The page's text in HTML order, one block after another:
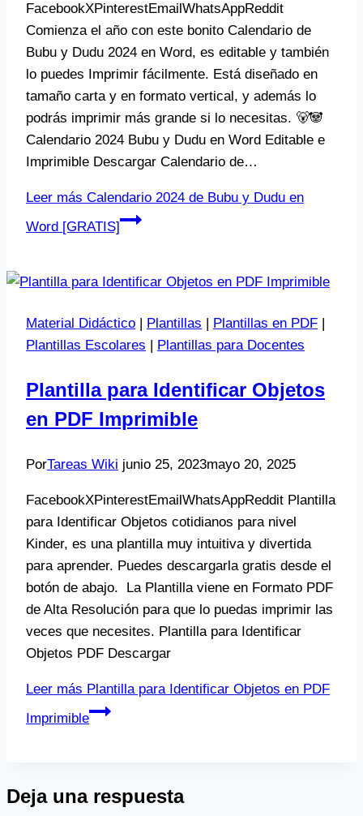
FacebookXPinterestEmailWhatsAppReddit
Comienza el año con este bonito Calendario de
Bubu y Dudu 2024 en Word, es editable y también
lo puedes Imprimir fácilmente. Está diseñado en
tamaño carta y en formato vertical, y además lo
podrás imprimir más grande si lo necesitas. 🐻🐼
Calendario 2024 Bubu y Dudu en Word Editable e
Imprimible Descargar Calendario de…
Leer más Calendario 2024 de Bubu y Dudu en
Word [GRATIS]
Material Didáctico | Plantillas | Plantillas en PDF |
Plantillas Escolares | Plantillas para Docentes
Plantilla para Identificar Objetos
en PDF Imprimible
PorTareas Wiki junio 25, 2023mayo 20, 2025
FacebookXPinterestEmailWhatsAppReddit Plantilla
para Identificar Objetos cotidianos para nivel
Kinder, es una plantilla muy intuitiva y divertida
para aprender. Puedes descargarla gratis desde el
botón de abajo. La Plantilla viene en Formato PDF
de Alta Resolución para que lo puedas imprimir las
veces que necesites. Plantilla para Identificar
Objetos PDF Descargar
Leer más Plantilla para Identificar Objetos en PDF
Imprimible
Deja una respuesta